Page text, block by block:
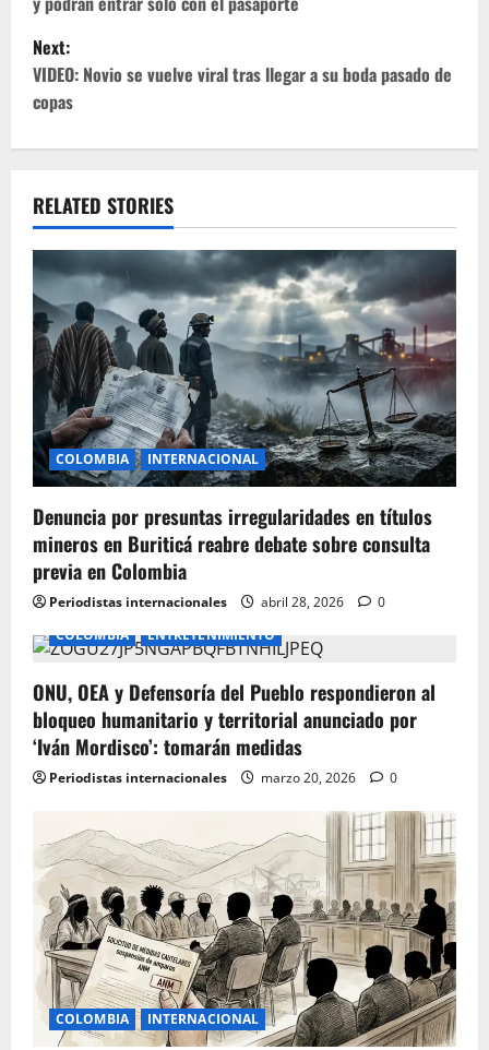
s
t
n
v
i
g
a
t
i
o
n
Next:
VIDEO: Novio se vuelve viral tras llegar a su boda pasado de
copas
RELATED STORIES
COLOMBIA INTERNACIONAL
Denuncia por presuntas irregularidades en títulos
mineros en Buriticá reabre debate sobre consulta
previa en Colombia
Periodistas internacionales abril 28, 2026
0
COLOMBIA
ENTRETENIMIENTO
ONU, OEA y Defensoría del Pueblo respondieron al
bloqueo humanitario y territorial anunciado por
‘Iván Mordisco’: tomarán medidas
Periodistas internacionales marzo 20, 2026 0
COLOMBIA INTERNACIONAL